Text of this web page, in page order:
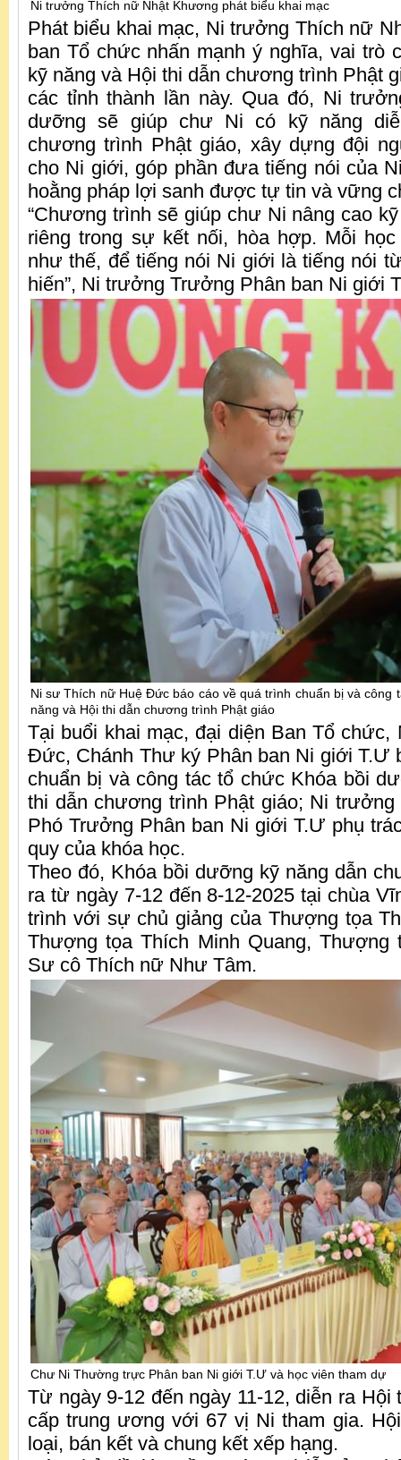
Ni trưởng Thích nữ Nhật Khương phát biểu khai mạc
Phát biểu khai mạc, Ni trưởng Thích nữ
ban Tổ chức nhấn mạnh ý nghĩa, vai trò
kỹ năng và Hội thi dẫn chương trình Phật
các tỉnh thành lần này. Qua đó, Ni
dưỡng sẽ giúp chư Ni có kỹ năng
chương trình Phật giáo, xây dựng đội
cho Ni giới, góp phần đưa tiếng nói của
hoằng pháp lợi sanh được tự tin và vững
“Chương trình sẽ giúp chư Ni nâng cao
riêng trong sự kết nối, hòa hợp. Mỗi
như thế, để tiếng nói Ni giới là tiếng nói
hiến”, Ni trưởng Trưởng Phân ban Ni giới
Ni sư Thích nữ Huệ Đức báo cáo về quá trình chuẩn bị và công
năng và Hội thi dẫn chương trình Phật giáo
Tại buổi khai mạc, đại diện Ban Tổ
Đức, Chánh Thư ký Phân ban Ni giới T.Ư
chuẩn bị và công tác tổ chức Khóa bồi
thi dẫn chương trình Phật giáo; Ni
Phó Trưởng Phân ban Ni giới T.Ư phụ
quy của khóa học.
Theo đó, Khóa bồi dưỡng kỹ năng dẫn
ra từ ngày 7-12 đến 8-12-2025 tại chùa
trình với sự chủ giảng của Thượng tọa
Thượng tọa Thích Minh Quang, Thượng
Sư cô Thích nữ Như Tâm.
Chư Ni Thường trực Phân ban Ni giới T.Ư và học viên tham dự
Từ ngày 9-12 đến ngày 11-12, diễn ra
cấp trung ương với 67 vị Ni tham gia.
loại, bán kết và chung kết xếp hạng.